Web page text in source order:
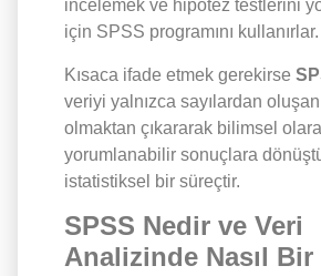
incelemek ve hipotez testlerini
için SPSS programını kullanırlar.
Kısaca ifade etmek gerekirse
veriyi yalnızca sayılardan
olmaktan çıkararak bilimsel
yorumlanabilir sonuçlara
istatistiksel bir süreçtir.
SPSS Nedir ve Veri
Analizinde Nasıl Bir